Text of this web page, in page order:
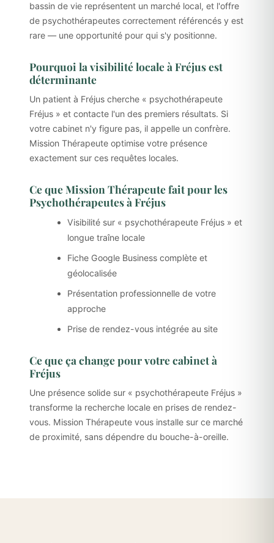
bassin de vie représentent un marché local, et l'offre
de psychothérapeutes correctement référencés y est
rare — une opportunité pour qui s'y positionne.
Pourquoi la visibilité locale à Fréjus est
déterminante
Un patient à Fréjus cherche « psychothérapeute
Fréjus » et contacte l'un des premiers résultats. Si
votre cabinet n'y figure pas, il appelle un confrère.
Mission Thérapeute optimise votre présence
exactement sur ces requêtes locales.
Ce que Mission Thérapeute fait pour les
Psychothérapeutes à Fréjus
Visibilité sur « psychothérapeute Fréjus » et
longue traîne locale
Fiche Google Business complète et
géolocalisée
Présentation professionnelle de votre
approche
Prise de rendez-vous intégrée au site
Ce que ça change pour votre cabinet à
Fréjus
Une présence solide sur « psychothérapeute Fréjus »
transforme la recherche locale en prises de rendez-
vous. Mission Thérapeute vous installe sur ce marché
de proximité, sans dépendre du bouche-à-oreille.